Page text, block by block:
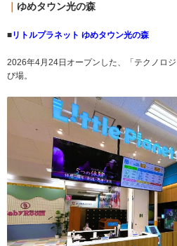
ゆめタウン光の森
■リトルプラネット ゆめタウン光の森
2026年4月24日オープンした、「テクノロ
び場。